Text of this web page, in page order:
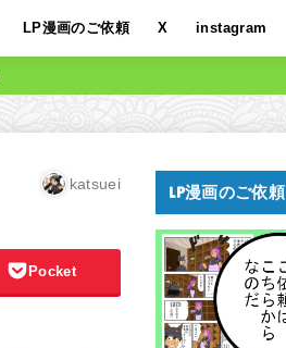
LP漫画のご依頼 X instagram
katsuei
Pocket
LP漫画のご依頼